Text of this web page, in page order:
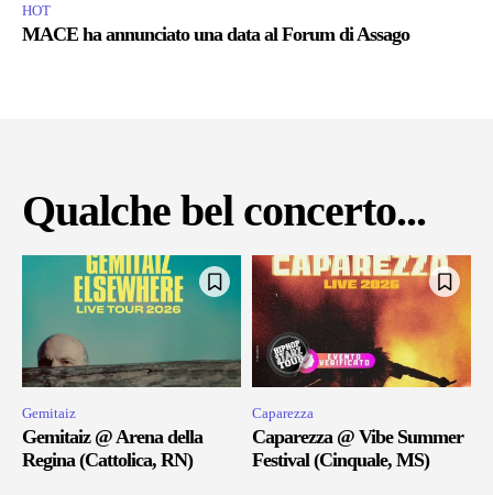
HOT
MACE ha annunciato una data al Forum di Assago
Qualche bel concerto...
Gemitaiz
Gemitaiz @ Arena della
Regina (Cattolica, RN)
Caparezza
Caparezza @ Vibe Summer
Festival (Cinquale, MS)